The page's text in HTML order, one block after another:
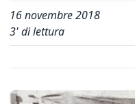
16 novembre 2018
3' di lettura